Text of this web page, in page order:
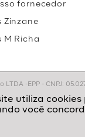
fornecedor
Zinzane
M Richa
-EPP - CNPJ: